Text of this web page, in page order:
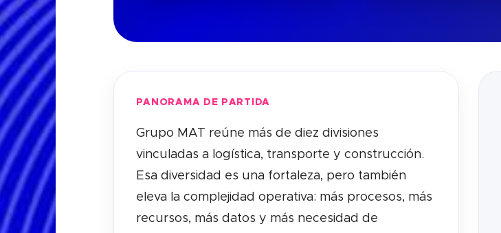
PANORAMA DE PARTIDA
Grupo MAT reúne más de diez divisiones
vinculadas a logística, transporte y construcción.
Esa diversidad es una fortaleza, pero también
eleva la complejidad operativa: más procesos, más
recursos, más datos y más necesidad de